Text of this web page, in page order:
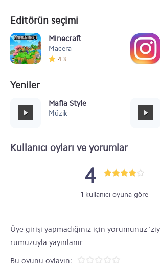
Editörün seçimi
Minecraft
Macera
4.3
Yeniler
Mafia Style
Müzik
Kullanıcı oyları ve yorumlar
4
1 kullanıcı oyuna göre
Üye girişi yapmadığınız için yorumunuz
rumuzuyla yayınlanır.
Bu oyunu oylayın: